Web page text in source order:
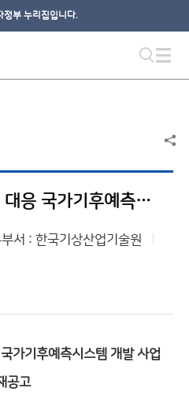
정부 누리집입니다.
2025년도 기후위기 대응 국가기후예측시스템 개발 사업 재공고
서 : 한국기상산업기술원
가기후예측시스템 개발 사업
공고